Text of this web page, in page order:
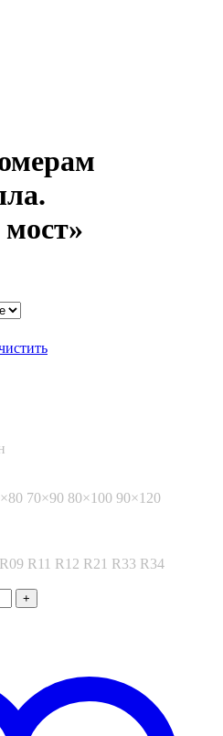
₽
₽
70×90 80×100 90×120
R09 R11 R12 R21 R33 R34